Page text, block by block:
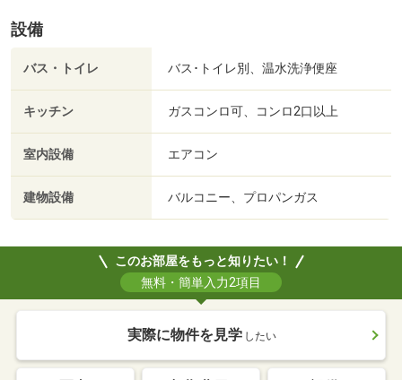
設備
バス・トイレ バス･トイレ別、温水洗浄便座
キッチン ガスコンロ可、コンロ2口以上
室内設備 エアコン
建物設備 バルコニー、プロパンガス
このお部屋をもっと知りたい！
無料・簡単入力2項目
実際に物件を見学 したい